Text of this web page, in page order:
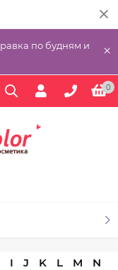
по будням и
×
0
I J K L M
N